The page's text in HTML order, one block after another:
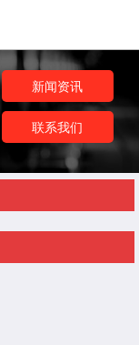
新闻资讯
联系我们